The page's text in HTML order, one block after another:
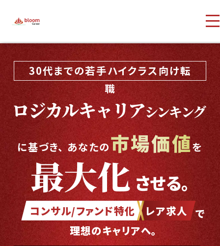
30代までの若手ハイクラス向け転
職
ロジカルキャリアシンキング
に基づき、 あなたの市場価値を
最大化 させる。
コンサル/ファンド特化 レア求人
で
理想のキャリアへ。